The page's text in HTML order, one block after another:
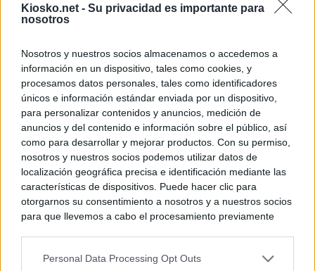
Kiosko.net - Su privacidad es importante para
nosotros
Nosotros y nuestros socios almacenamos o accedemos a
información en un dispositivo, tales como cookies, y
procesamos datos personales, tales como identificadores
únicos e información estándar enviada por un dispositivo,
para personalizar contenidos y anuncios, medición de
anuncios y del contenido e información sobre el público, así
como para desarrollar y mejorar productos. Con su permiso,
nosotros y nuestros socios podemos utilizar datos de
localización geográfica precisa e identificación mediante las
características de dispositivos. Puede hacer clic para
otorgarnos su consentimiento a nosotros y a nuestros socios
para que llevemos a cabo el procesamiento previamente
negar su consentimiento. Tenga en cuenta que algún
Personal Data Processing Opt Outs